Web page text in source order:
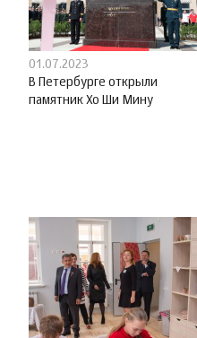
01.07.2023
В Петербурге открыли
памятник Хо Ши Мину